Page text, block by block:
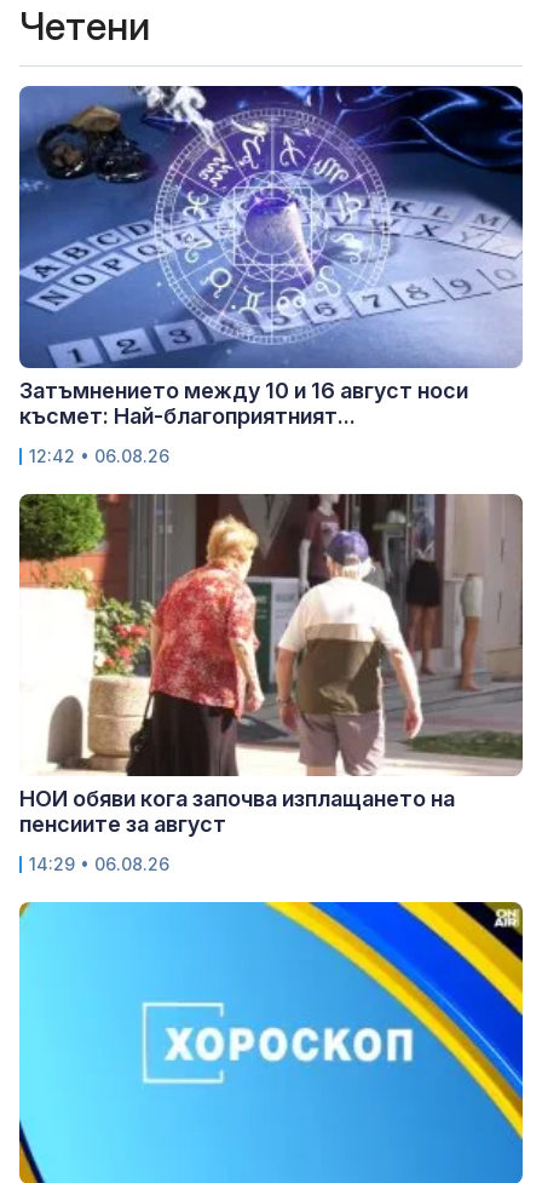
Четени
Затъмнението между 10 и 16 август носи
късмет: Най-благоприятният...
12:42 • 06.08.26
НОИ обяви кога започва изплащането на
пенсиите за август
14:29 • 06.08.26